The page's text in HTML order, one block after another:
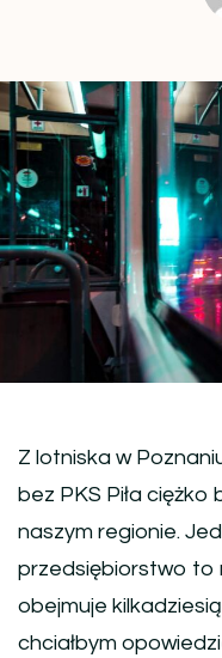
Z lotniska w
bez PKS Piła ciężko
naszym regionie.
przedsiębiorstwo to
obejmuje
chciałbym